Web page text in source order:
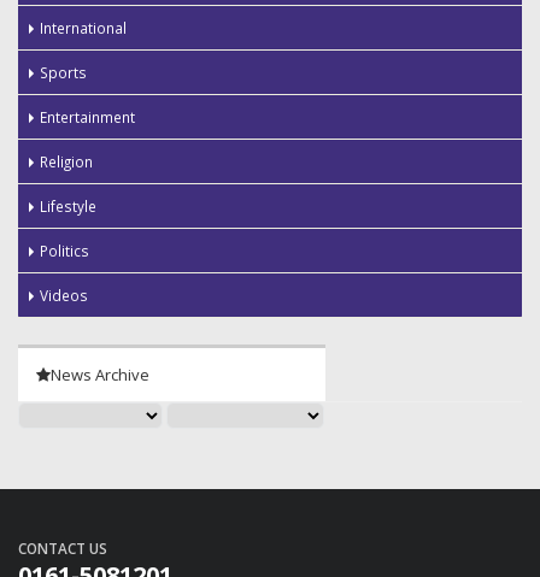
International
Sports
Entertainment
Religion
Lifestyle
Politics
Videos
News Archive
CONTACT US